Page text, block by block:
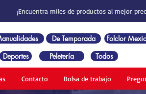
¡Encuentra miles de productos al mejor
De Temporada
Folclor
Deportes Peletería Todos
Contacto Bolsa de trabajo